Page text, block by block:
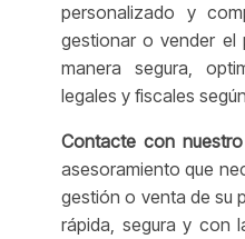
personalizado y
gestionar o vender el
manera segura,
legales y fiscales
Contacte con
asesoramiento que
gestión o venta de su
rápida, segura y con